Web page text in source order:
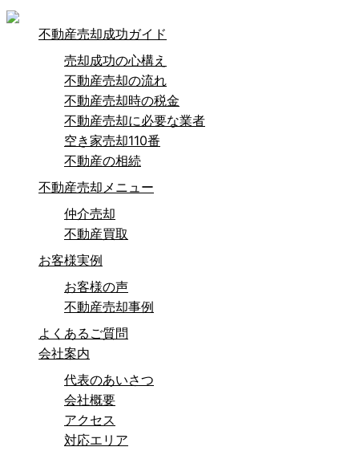
不動産売却成功ガイド
売却成功の心構え
不動産売却の流れ
不動産売却時の税金
不動産売却に必要な業者
空き家売却110番
不動産の相続
不動産売却メニュー
仲介売却
不動産買取
お客様実例
お客様の声
不動産売却事例
よくあるご質問
会社案内
代表のあいさつ
会社概要
アクセス
対応エリア